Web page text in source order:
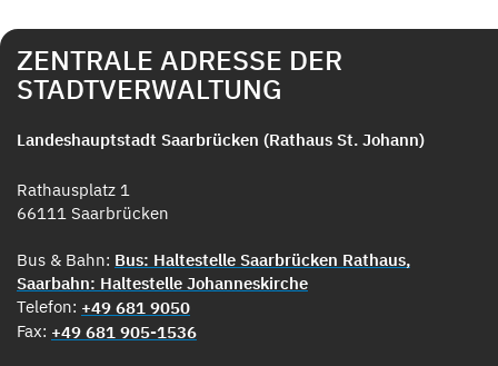
ZENTRALE ADRESSE DER
STADTVERWALTUNG
Landeshauptstadt Saarbrücken (Rathaus St. Johann)
Rathausplatz 1
66111 Saarbrücken
Bus & Bahn: Bus: Haltestelle Saarbrücken Rathaus,
Saarbahn: Haltestelle Johanneskirche
Telefon: +49 681 9050
Fax: +49 681 905-1536